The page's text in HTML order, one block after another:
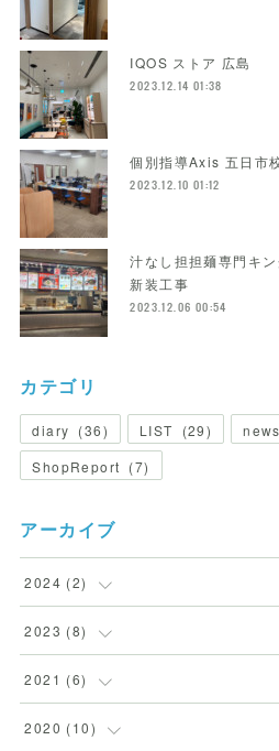
IQOS ストア 広島
2023.12.14 01:38
個別指導Axis 五日市
2023.12.10 01:12
汁なし担担麺専門キ
新装工事
2023.12.06 00:54
カテゴリ
diary (36) LIST (29) news
ShopReport (7)
アーカイブ
2024 (2)
(2
2023 (8)
(5
(2)
2021 (6)
(1)
2020 (10)